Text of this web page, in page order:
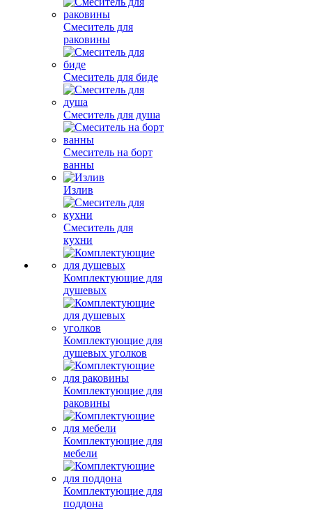
Смеситель для
раковины
Смеситель для биде
Смеситель для душа
Смеситель на борт
ванны
Излив
Смеситель для
кухни
Комплектующие для
душевых
Комплектующие для
душевых уголков
Комплектующие для
раковины
Комплектующие для
мебели
Комплектующие для
поддона